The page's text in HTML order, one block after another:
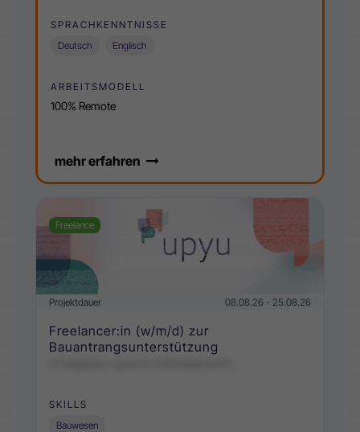
SPRACHKENNTNISSE
Deutsch
Englisch
ARBEITSMODELL
100% Remote
mehr erfahren
Freelance
Projektdauer 08.08.26 - 25.08.26
Freelancer:in (w/m/d) zur
Bauantrangsunterstützung
SKILLS
Bauwesen